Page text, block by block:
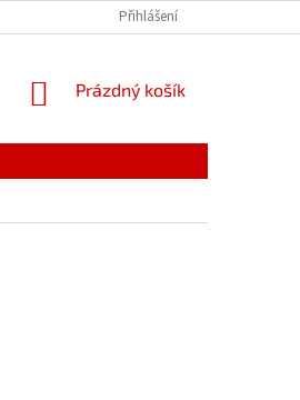
PODMÍNKY ZPRACOVÁNÍ OSOBNÍCH ÚDAJŮ
Přihlášení
NÁKUPNÍ
Prázdný košík